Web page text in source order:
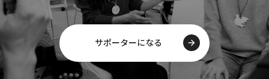
サポーターになる